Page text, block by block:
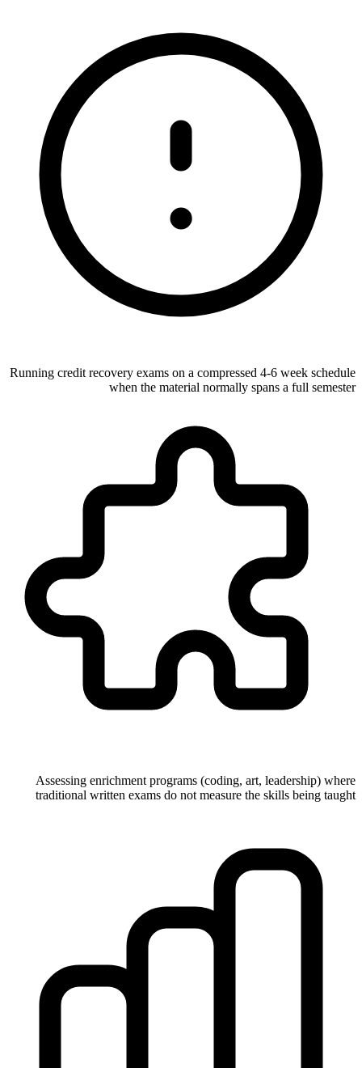
Running credit recovery exams on a compressed 4-6 week schedule
when the material normally spans a full semester
Assessing enrichment programs (coding, art, leadership) where
traditional written exams do not measure the skills being taught